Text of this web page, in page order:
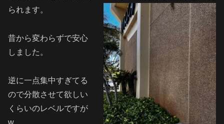
られます。
昔から変わらずで安心
しました。
逆に一点集中すぎてる
ので分散させて欲しい
くらいのレベルですが
w